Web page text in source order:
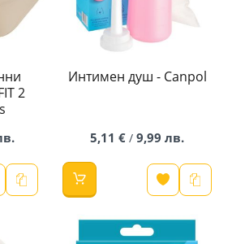
2
Интимен душ - Canpol
5,11 € / 9,99 лв.